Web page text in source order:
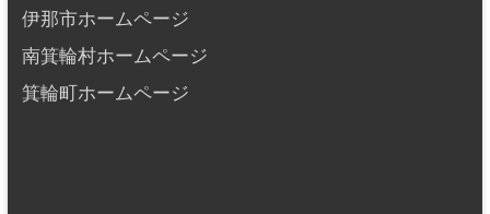
伊那市ホームページ
南箕輪村ホームページ
箕輪町ホームページ